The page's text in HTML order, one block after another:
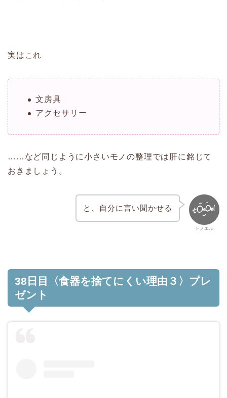
実はこれ
文房具
アクセサリー
……など同じように小さいモノの整理では肝に銘じて
おきましょう。
トノエル
と、自分に言い聞かせる
38日目〈食器を捨てにくい理由３〉プレ
ゼント